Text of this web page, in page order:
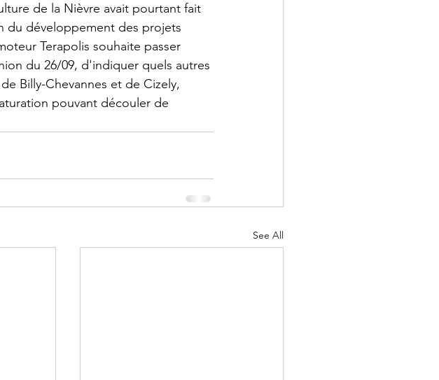
de la Nièvre avait pourtant fait
du développement des projets
Terapolis souhaite passer
du 26/09, d'indiquer quels autres
Billy-Chevannes et de Cizely,
pouvant découler de
See All